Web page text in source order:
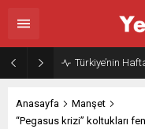
Gazze’nin
Anasayfa
Manşet
“Pegasus krizi” koltukları